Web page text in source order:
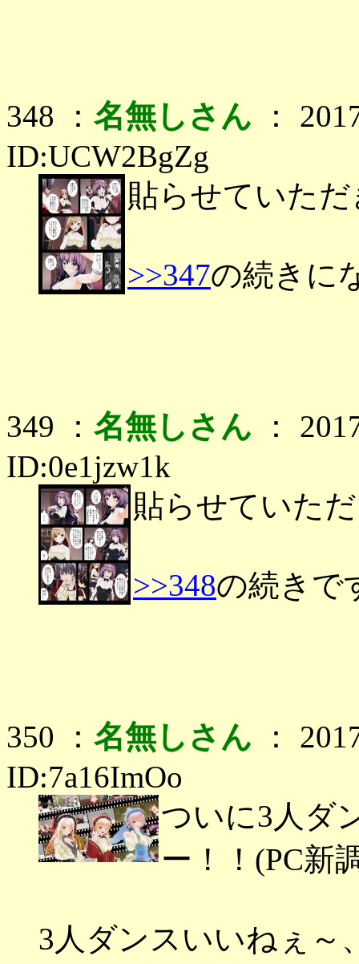
348 ： 名無しさん ：
ID:UCW2BgZg
貼らせていた
>>347の続きに
349 ： 名無しさん ：
ID:0e1jzw1k
貼らせていた
>>348の続きで
350 ： 名無しさん ：
ID:7a16ImOo
ついに3人ダ
ー！！(PC新
3人ダンスいいねぇ～